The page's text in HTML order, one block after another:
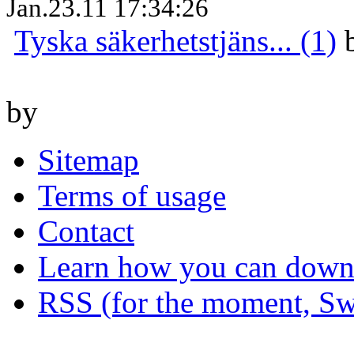
Jan.23.11 17:34:26
Tyska säkerhetstjäns... (1)
by
Sitemap
Terms of usage
Contact
Learn how you can
RSS (for the moment,